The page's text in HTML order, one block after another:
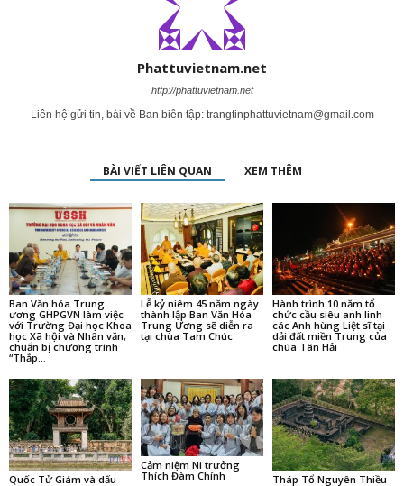
Phattuvietnam.net
http://phattuvietnam.net
Liên hệ gửi tin, bài về Ban biên tập: trangtinphattuvietnam@gmail.com
BÀI VIẾT LIÊN QUAN XEM THÊM
Ban Văn hóa Trung
ương GHPGVN làm việc
với Trường Đại học Khoa
học Xã hội và Nhân văn,
chuẩn bị chương trình
“Thắp...
Lễ kỷ niêm 45 năm ngày
thành lập Ban Văn Hóa
Trung Ương sẽ diễn ra
tại chùa Tam Chúc
Hành trình 10 năm tổ
chức cầu siêu anh linh
các Anh hùng Liệt sĩ tại
dải đất miền Trung của
chùa Tân Hải
Quốc Tử Giám và dấu
Cảm niệm Ni trưởng
Thích Đàm Chính
Tháp Tổ Nguyên Thiều